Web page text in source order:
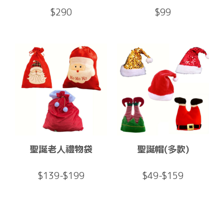
$290 $99
聖誕老人禮物袋
$139-$199
聖誕帽(多款)
$49-$159